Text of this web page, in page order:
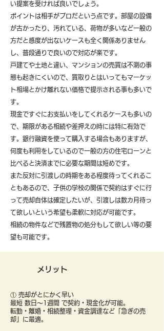
い提案を受ければ良いでしょう。
ポイントは相手がプロだという点です。部屋の設備
が古かったり、汚れている、荷物が多いなど一般の
方だと感度が出ないケースも全く関係ありません
し、普段通りで良いので対応が楽です。
戸建てや土地と違い、マンションの売買は不測の事
態も起きにくいので、買取りとはいってもマーケッ
ト相場とかけ離れない価格で提示される事も多いで
す。
現金ですぐにお支払いをしてくれるケースも多いの
で、期限がある相続や差押えの時には特に有効で
す。銀行融資を使って購入する場合もありますが、
何度も利用をしているので一般の方の住宅ローンと
比べると決済までに必要な期間は短めです。
また反対に引渡しの時期をある程度待ってくれるこ
ともあるので、子供の学校の関係で契約はすぐに行
って売却自体は確定したいが、引渡しは数カ月待っ
て欲しいという希望も柔軟に対応が可能です。
​相続の物件などで残置物の処分もして欲しい等の要
望も可能です。
メリット
① 売却がとにかく早い
最短 数日〜1週間 で契約・現金化が可能。
転勤・離婚・相続整理・資金調達など「急ぎの売
却」に最適。